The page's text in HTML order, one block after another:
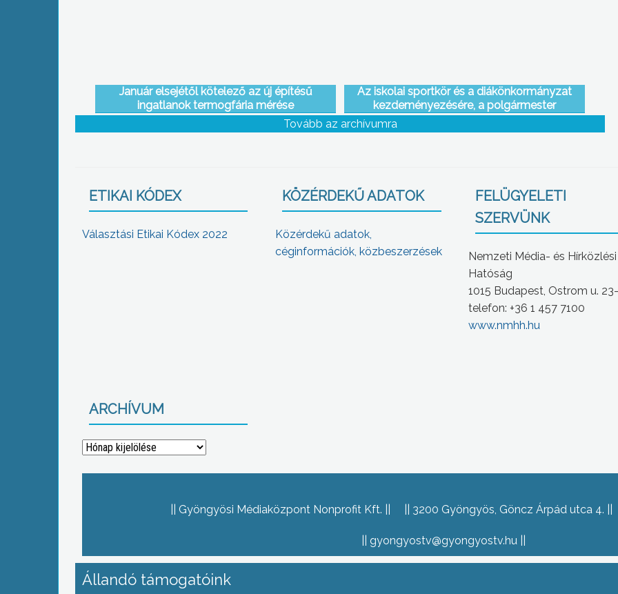
Január elsejétől kötelező az új építésű
ingatlanok termogfária mérése
Az iskolai sportkör és a diákönkormányzat
kezdeményezésére, a polgármester
támogatásával tanulhatnak síelni az abasári
gyerekek
Tovább az archívumra
ETIKAI KÓDEX
Választási Etikai Kódex 2022
KÖZÉRDEKŰ ADATOK
Közérdekű adatok,
céginformációk, közbeszerzések
FELÜGYELETI
SZERVÜNK
Nemzeti Média- és Hírközlési
Hatóság
1015 Budapest, Ostrom u.
telefon: +36 1 457 7100
www.nmhh.hu
ARCHÍVUM
Archívum
Gyöngyösi Médiaközpont Nonprofit Kft. 3200 Gyöngyös, Göncz Árpád utca 4.
gyongyostv@gyongyostv.hu
Állandó támogatóink